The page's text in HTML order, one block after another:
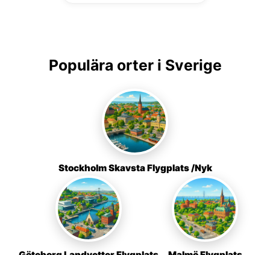
Populära orter i Sverige
Stockholm Skavsta Flygplats /Nyk